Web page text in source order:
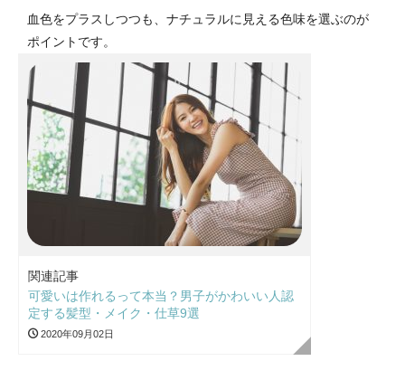
血色をプラスしつつも、ナチュラルに見える色味を選ぶのが
ポイントです。
関連記事
可愛いは作れるって本当？男子がかわいい人認
定する髪型・メイク・仕草9選
2020年09月02日